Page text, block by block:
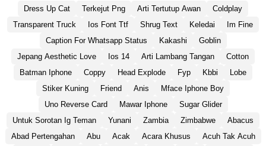
Dress Up Cat Terkejut Png Arti Tertutup Awan
Coldplay
Transparent Truck
Ios Font Ttf Shrug Text Keledai
Im Fine
Caption For Whatsapp Status
Kakashi
Goblin
Jepang Aesthetic Love
Ios 14 Arti Lambang Tangan
Cotton
Batman Iphone
Coppy Head Explode Fyp Kbbi
Lobe
Stiker Kuning
Friend Anis
Mface Iphone Boy
Uno Reverse Card
Mawar Iphone
Sugar Glider
Untuk Sorotan Ig Teman
Yunani Zambia Zimbabwe
Abacus
Abad Pertengahan
Abu Acak Acara Khusus
Acuh Tak Acuh